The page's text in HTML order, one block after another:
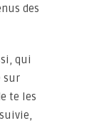
des
qui
sur
te les